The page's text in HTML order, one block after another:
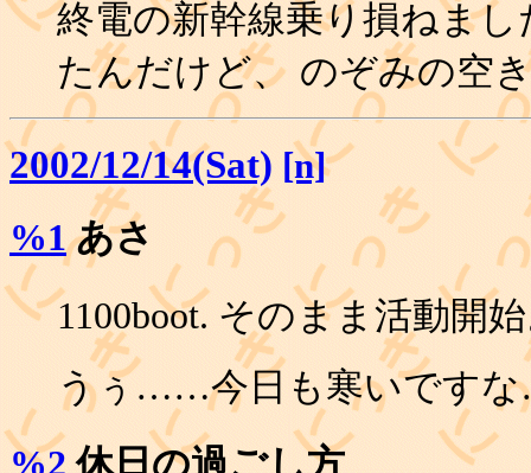
終電の新幹線乗り損ねま
たんだけど、 のぞみの空
2002/12/14(Sat) [n]
%1あさ
1100boot. そのまま活動開
うぅ……今日も寒いです
%2 休日の過ごし方